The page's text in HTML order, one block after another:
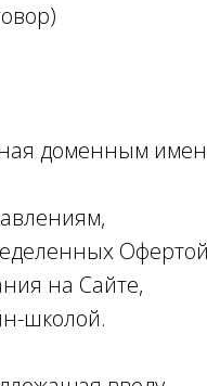
доменным
на Сайте,
школой.